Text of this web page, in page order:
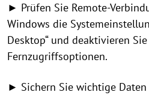
► Prüfen Sie Remote-
Windows die
Desktop“ und deaktivieren
Fernzugriffsoptionen.
► Sichern Sie wichtige